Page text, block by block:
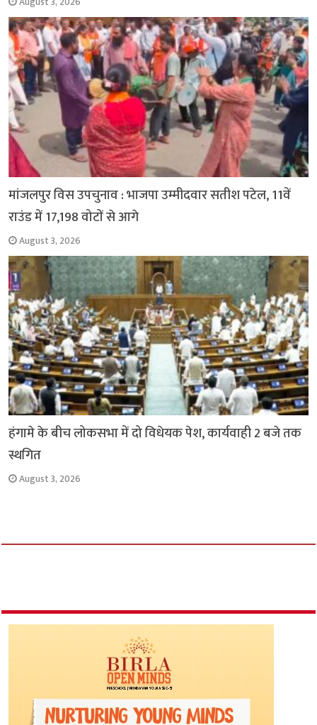
मांजलपुर विस उपचुनाव : भाजपा उम्मीदवार सतीश पटेल, 11वें
राउंड में 17,198 वोटों से आगे
August 3, 2026
हंगामे के बीच लोकसभा में दो विधेयक पेश, कार्यवाही 2 बजे तक
स्थगित
August 3, 2026